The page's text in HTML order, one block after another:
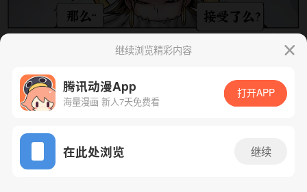
App免费看
下一话 腾漫App免费看
继续浏览精彩内容
腾讯动漫App
海量漫画 新人7天免费看
打开APP
在此处浏览 继续